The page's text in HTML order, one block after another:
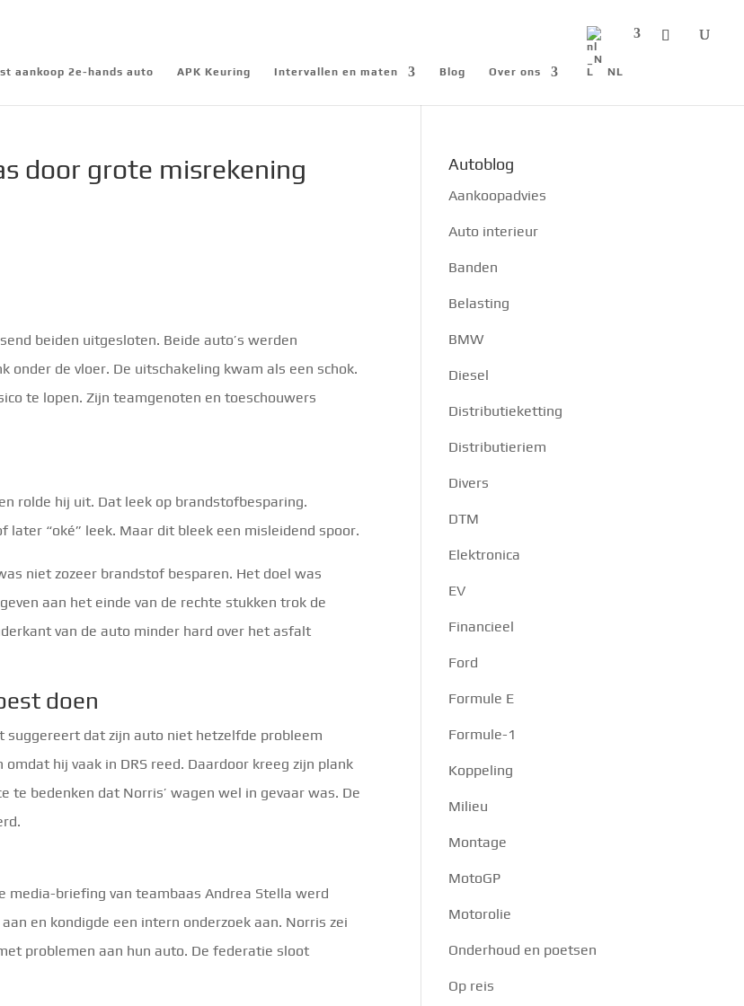
aankoop 2e-hands auto APK Keuring Intervallen en maten Blog Over ons NL
door grote misrekening
beiden uitgesloten. Beide auto’s werden
de vloer. De uitschakeling kwam als een schok.
te lopen. Zijn teamgenoten en toeschouwers
rolde hij uit. Dat leek op brandstofbesparing.
“oké” leek. Maar dit bleek een misleidend spoor.
niet zozeer brandstof besparen. Het doel was
aan het einde van de rechte stukken trok de
van de auto minder hard over het asfalt
doen
suggereert dat zijn auto niet hetzelfde probleem
hij vaak in DRS reed. Daardoor kreeg zijn plank
te bedenken dat Norris’ wagen wel in gevaar was. De
briefing van teambaas Andrea Stella werd
en kondigde een intern onderzoek aan. Norris zei
problemen aan hun auto. De federatie sloot
Autoblog
Aankoopadvies
Auto interieur
Banden
Belasting
BMW
Diesel
Distributieketting
Distributieriem
Divers
DTM
Elektronica
EV
Financieel
Ford
Formule E
Formule-1
Koppeling
Milieu
Montage
MotoGP
Motorolie
Onderhoud en poetsen
Op reis